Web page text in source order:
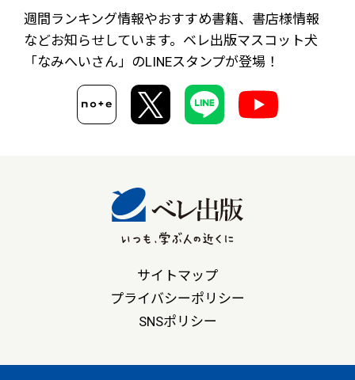
週間ランキング情報やおすすめ書籍、書店様情報
などお知らせしています。ベレ出版マスコット犬
「なみへいさん」のLINEスタンプが登場！
サイトマップ
プライバシーポリシー
SNSポリシー